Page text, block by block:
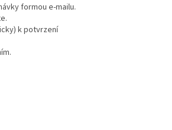
formou e-mailu.
k potvrzení